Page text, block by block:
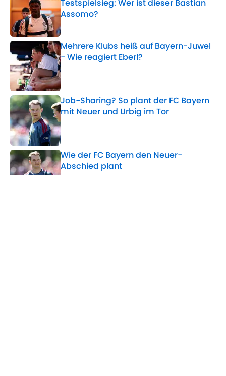
Testspielsieg: Wer ist dieser Bastian
Assomo?
Published by on Invalid Date
Mehrere Klubs heiß auf Bayern-Juwel
- Wie reagiert Eberl?
Published by on Invalid Date
Job-Sharing? So plant der FC Bayern
mit Neuer und Urbig im Tor
Published by on Invalid Date
Wie der FC Bayern den Neuer-
Abschied plant
Published by on Invalid Date